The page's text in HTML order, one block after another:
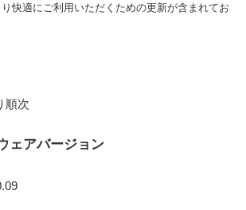
快適にご利用いただくための更新が含まれてお
順次
ェアバージョン